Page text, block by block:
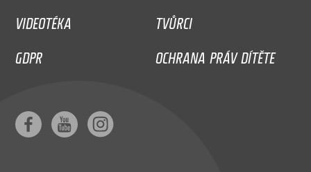
VIDEOTÉKA
TVŮRCI
GDPR
OCHRANA PRÁV DÍTĚTE